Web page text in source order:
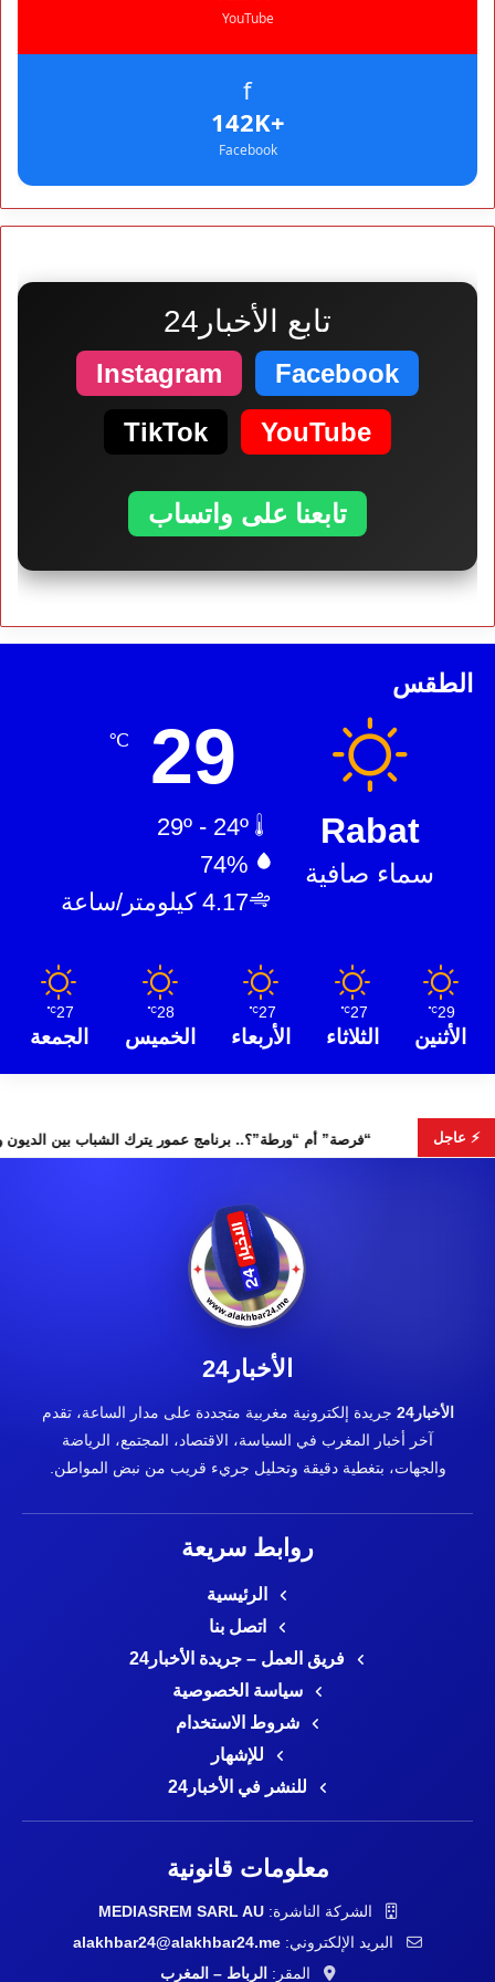
YouTube
f
+142K
Facebook
تابع الأخبار24
Facebook
Instagram
YouTube
TikTok
تابعنا على واتساب
الطقس
Rabat
سماء صافية
29
℃
74%
4.17 كيلومتر/ساعة
29
℃
الأثنين
27
℃
الثلاثاء
27
℃
الأربعاء
28
℃
الخميس
27
℃
الجمعة
⚡ عاجل “فرصة” أم “ورطة”؟.. برنامج عمور يترك
الأخبار24
الأخبار24
جريدة إلكترونية مغربية متجددة على مدار الساعة، تقدم
آخر أخبار المغرب في السياسة، الاقتصاد، المجتمع، الرياضة
والجهات، بتغطية دقيقة وتحليل جريء قريب من نبض المواطن.
روابط سريعة
الرئيسية
اتصل بنا
فريق العمل – جريدة الأخبار24
سياسة الخصوصية
شروط الاستخدام
للإشهار
للنشر في الأخبار24
معلومات قانونية
الشركة الناشرة:MEDIASREM SARL AU
البريد الإلكتروني: alakhbar24@alakhbar24.me
المقر:الرباط – المغرب